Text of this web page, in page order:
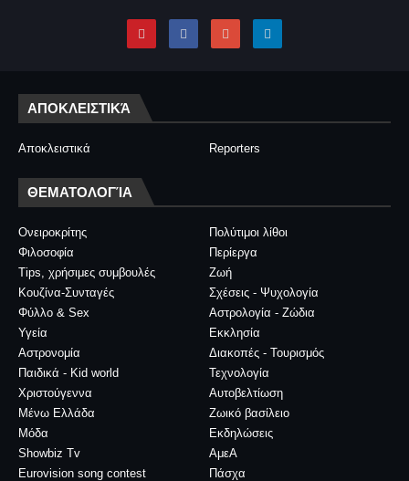
ΑΠΟΚΛΕΙΣΤΙΚΆ
Αποκλειστικά Reporters
ΘΕΜΑΤΟΛΟΓΊΑ
Ονειροκρίτης
Πολύτιμοι λίθοι
Φιλοσοφία
Περίεργα
Tips, χρήσιμες συμβουλές
Ζωή
Κουζίνα-Συνταγές
Σχέσεις - Ψυχολογία
Φύλλο & Sex
Αστρολογία - Ζώδια
Υγεία
Εκκλησία
Αστρονομία
Διακοπές - Τουρισμός
Παιδικά - Kid world
Τεχνολογία
Χριστούγεννα
Αυτοβελτίωση
Μένω Ελλάδα
Ζωικό βασίλειο
Μόδα
Εκδηλώσεις
Showbiz Tv
ΑμεΑ
Eurovision song contest
Πάσχα